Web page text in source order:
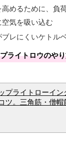
めるために、負
気を吸い込む
レにくいケトル
ライトロウのや
プライトローイ
ツ。三角筋・僧帽